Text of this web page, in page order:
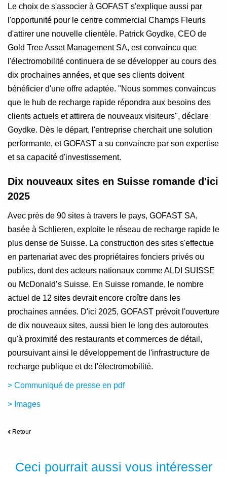
Le choix de s'associer à GOFAST s'explique aussi par
l'opportunité pour le centre commercial Champs Fleuris
d'attirer une nouvelle clientèle. Patrick Goydke, CEO de
Gold Tree Asset Management SA, est convaincu que
l'électromobilité continuera de se développer au cours des
dix prochaines années, et que ses clients doivent
bénéficier d'une offre adaptée. "Nous sommes convaincus
que le hub de recharge rapide répondra aux besoins des
clients actuels et attirera de nouveaux visiteurs", déclare
Goydke. Dès le départ, l'entreprise cherchait une solution
performante, et GOFAST a su convaincre par son expertise
et sa capacité d'investissement.
Dix nouveaux sites en Suisse romande d'ici
2025
Avec près de 90 sites à travers le pays, GOFAST SA,
basée à Schlieren, exploite le réseau de recharge rapide le
plus dense de Suisse. La construction des sites s'effectue
en partenariat avec des propriétaires fonciers privés ou
publics, dont des acteurs nationaux comme ALDI SUISSE
ou McDonald’s Suisse. En Suisse romande, le nombre
actuel de 12 sites devrait encore croître dans les
prochaines années. D'ici 2025, GOFAST prévoit l'ouverture
de dix nouveaux sites, aussi bien le long des autoroutes
qu'à proximité des restaurants et commerces de détail,
poursuivant ainsi le développement de l'infrastructure de
recharge publique et de l'électromobilité.
> Communiqué de presse en pdf
> Images
Retour
Ceci pourrait aussi vous intéresser